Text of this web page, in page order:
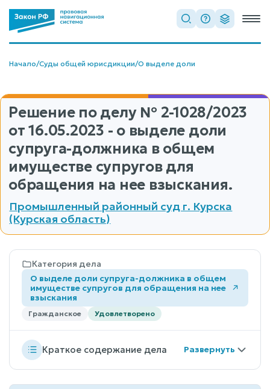
Начало/Суды общей юрисдикции/О выделе доли
Решение по делу № 2-1028/2023
от 16.05.2023 - о выделе доли
супруга-должника в общем
имуществе супругов для
обращения на нее взыскания.
Промышленный районный суд г. Курска
(Курская область)
Категория дела
О выделе доли супруга-должника в общем
имуществе супругов для обращения на нее
взыскания
Гражданское Удовлетворено
Краткое содержание дела